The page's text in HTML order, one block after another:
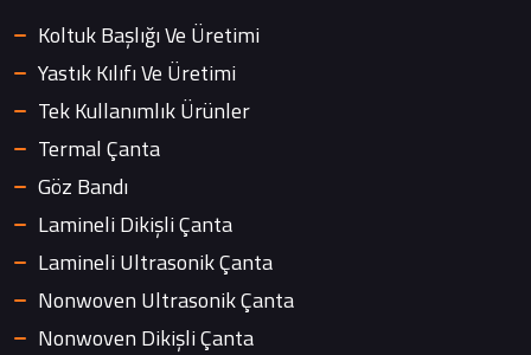
Koltuk Başlığı Ve Üretimi
Yastık Kılıfı Ve Üretimi
Tek Kullanımlık Ürünler
Termal Çanta
Göz Bandı
Lamineli Dikişli Çanta
Lamineli Ultrasonik Çanta
Nonwoven Ultrasonik Çanta
Nonwoven Dikişli Çanta